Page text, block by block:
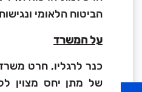
הביטוח הלאומי
על המשרד
כנר לרגליו, חרט
של מתן יחס מצוין